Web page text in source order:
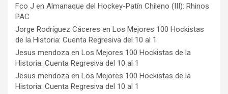
Fco J en Almanaque del Hockey-Patín Chileno (III): Rhinos
PAC
Jorge Rodríguez Cáceres en Los Mejores 100 Hockistas
de la Historia: Cuenta Regresiva del 10 al 1
Jesus mendoza en Los Mejores 100 Hockistas de la
Historia: Cuenta Regresiva del 10 al 1
Jesus mendoza en Los Mejores 100 Hockistas de la
Historia: Cuenta Regresiva del 10 al 1